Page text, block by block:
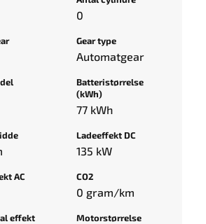
0
Gear type
Automatgear
Batteristørrelse
(kWh)
77 kWh
Ladeeffekt DC
135 kW
AC CO2
0 gram/km
effekt Motorstørrelse